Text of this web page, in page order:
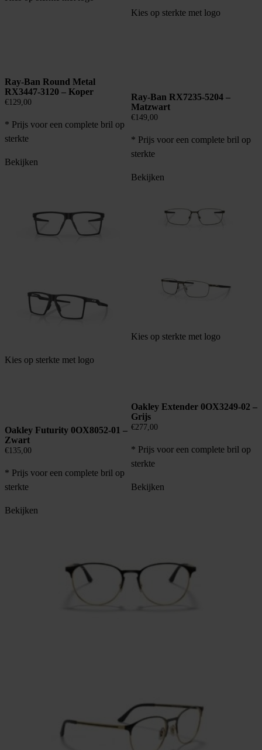
Ray-Ban Round Metal
RX3447-3120 – Koper
€129,00
* Prijs voor een complete bril op
sterkte
Bekijken
Kies op sterkte met logo
Ray-Ban RX7235-5204 –
Matzwart
€149,00
* Prijs voor een complete bril op
sterkte
Bekijken
Kies op sterkte met logo
Oakley Futurity 0OX8052-01 –
Zwart
€135,00
* Prijs voor een complete bril op
sterkte
Bekijken
Kies op sterkte met logo
Oakley Extender 0OX3249-02 –
Grijs
€277,00
* Prijs voor een complete bril op
sterkte
Bekijken